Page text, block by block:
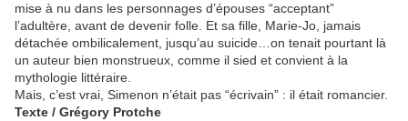
mise à nu dans les personnages d’épouses “acceptant”
l’adultère, avant de devenir folle. Et sa fille, Marie-Jo, jamais
détachée ombilicalement, jusqu’au suicide…on tenait pourtant là
un auteur bien monstrueux, comme il sied et convient à la
mythologie littéraire.
Mais, c’est vrai, Simenon n’était pas “écrivain” : il était romancier.
Texte / Grégory Protche